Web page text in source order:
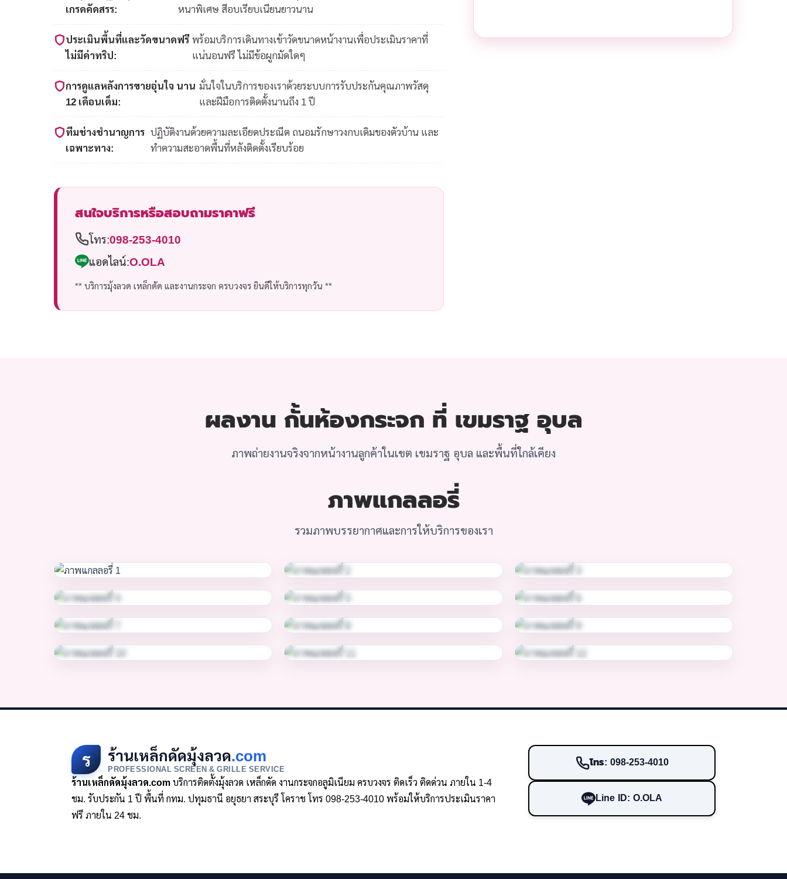
เกรดคัดสรร:
หนาพิเศษ สีอบเรียบเนียนยาวนาน
ประเมินพื้นที่และวัดขนาดฟรี
ไม่มีค่าทริป:
พร้อมบริการเดินทางเข้าวัดขนาดหน้างานเพื่อประเมินราคาที่
แน่นอนฟรี ไม่มีข้อผูกมัดใดๆ
การดูแลหลังการขายอุ่นใจ นาน
12 เดือนเต็ม:
มั่นใจในบริการของเราด้วยระบบการรับประกันคุณภาพวัสดุ
และฝีมือการติดตั้งนานถึง 1 ปี
ทีมช่างชำนาญการ
เฉพาะทาง:
ปฏิบัติงานด้วยความละเอียดประณีต ถนอมรักษาวงกบเดิมของตัวบ้าน และ
ทำความสะอาดพื้นที่หลังติดตั้งเรียบร้อย
สนใจบริการหรือสอบถามราคาฟรี
โทร:098-253-4010
แอดไลน์:O.OLA
** บริการมุ้งลวด เหล็กดัด และงานกระจก ครบวงจร ยินดีให้บริการทุกวัน **
ผลงาน กั้นห้องกระจก ที่ เขมราฐ อุบล
ภาพถ่ายงานจริงจากหน้างานลูกค้าในเขต เขมราฐ อุบล และพื้นที่ใกล้เคียง
ภาพแกลลอรี่
รวมภาพบรรยากาศและการให้บริการของเรา
ร ร้านเหล็กดัดมุ้งลวด.com
PROFESSIONAL SCREEN & GRILLE SERVICE
ร้านเหล็กดัดมุ้งลวด.comบริการติดตั้งมุ้งลวด เหล็กดัด งานกระจกอลูมิเนียม ครบวงจร ติดเร็ว ติดด่วน ภายใน 1-4
ชม. รับประกัน 1 ปี พื้นที่ กทม. ปทุมธานี อยุธยา สระบุรี โคราช โทร 098-253-4010 พร้อมให้บริการประเมินราคา
ฟรี ภายใน 24 ชม.
โทร: 098-253-4010
Line ID: O.OLA